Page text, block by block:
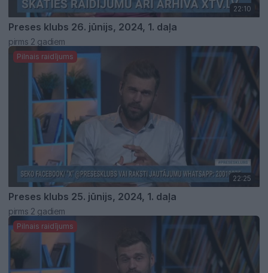
22:10
Preses klubs 26. jūnijs, 2024, 1. daļa
pirms 2 gadiem
Pilnais raidījums
22:25
Preses klubs 25. jūnijs, 2024, 1. daļa
pirms 2 gadiem
Pilnais raidījums